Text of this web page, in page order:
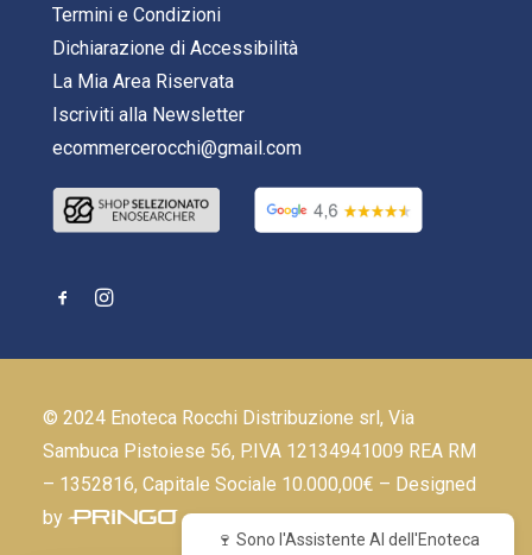
Termini e Condizioni
Dichiarazione di Accessibilità
La Mia Area Riservata
Iscriviti alla Newsletter
ecommercerocchi@gmail.com
© 2024 Enoteca Rocchi Distribuzione srl, Via
Sambuca Pistoiese 56, P.IVA 12134941009 REA RM
– 1352816, Capitale Sociale 10.000,00€ – Designed
by
🍷 Sono l'Assistente AI dell'Enoteca